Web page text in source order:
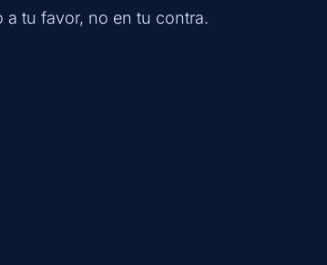
a tu favor, no en tu contra.